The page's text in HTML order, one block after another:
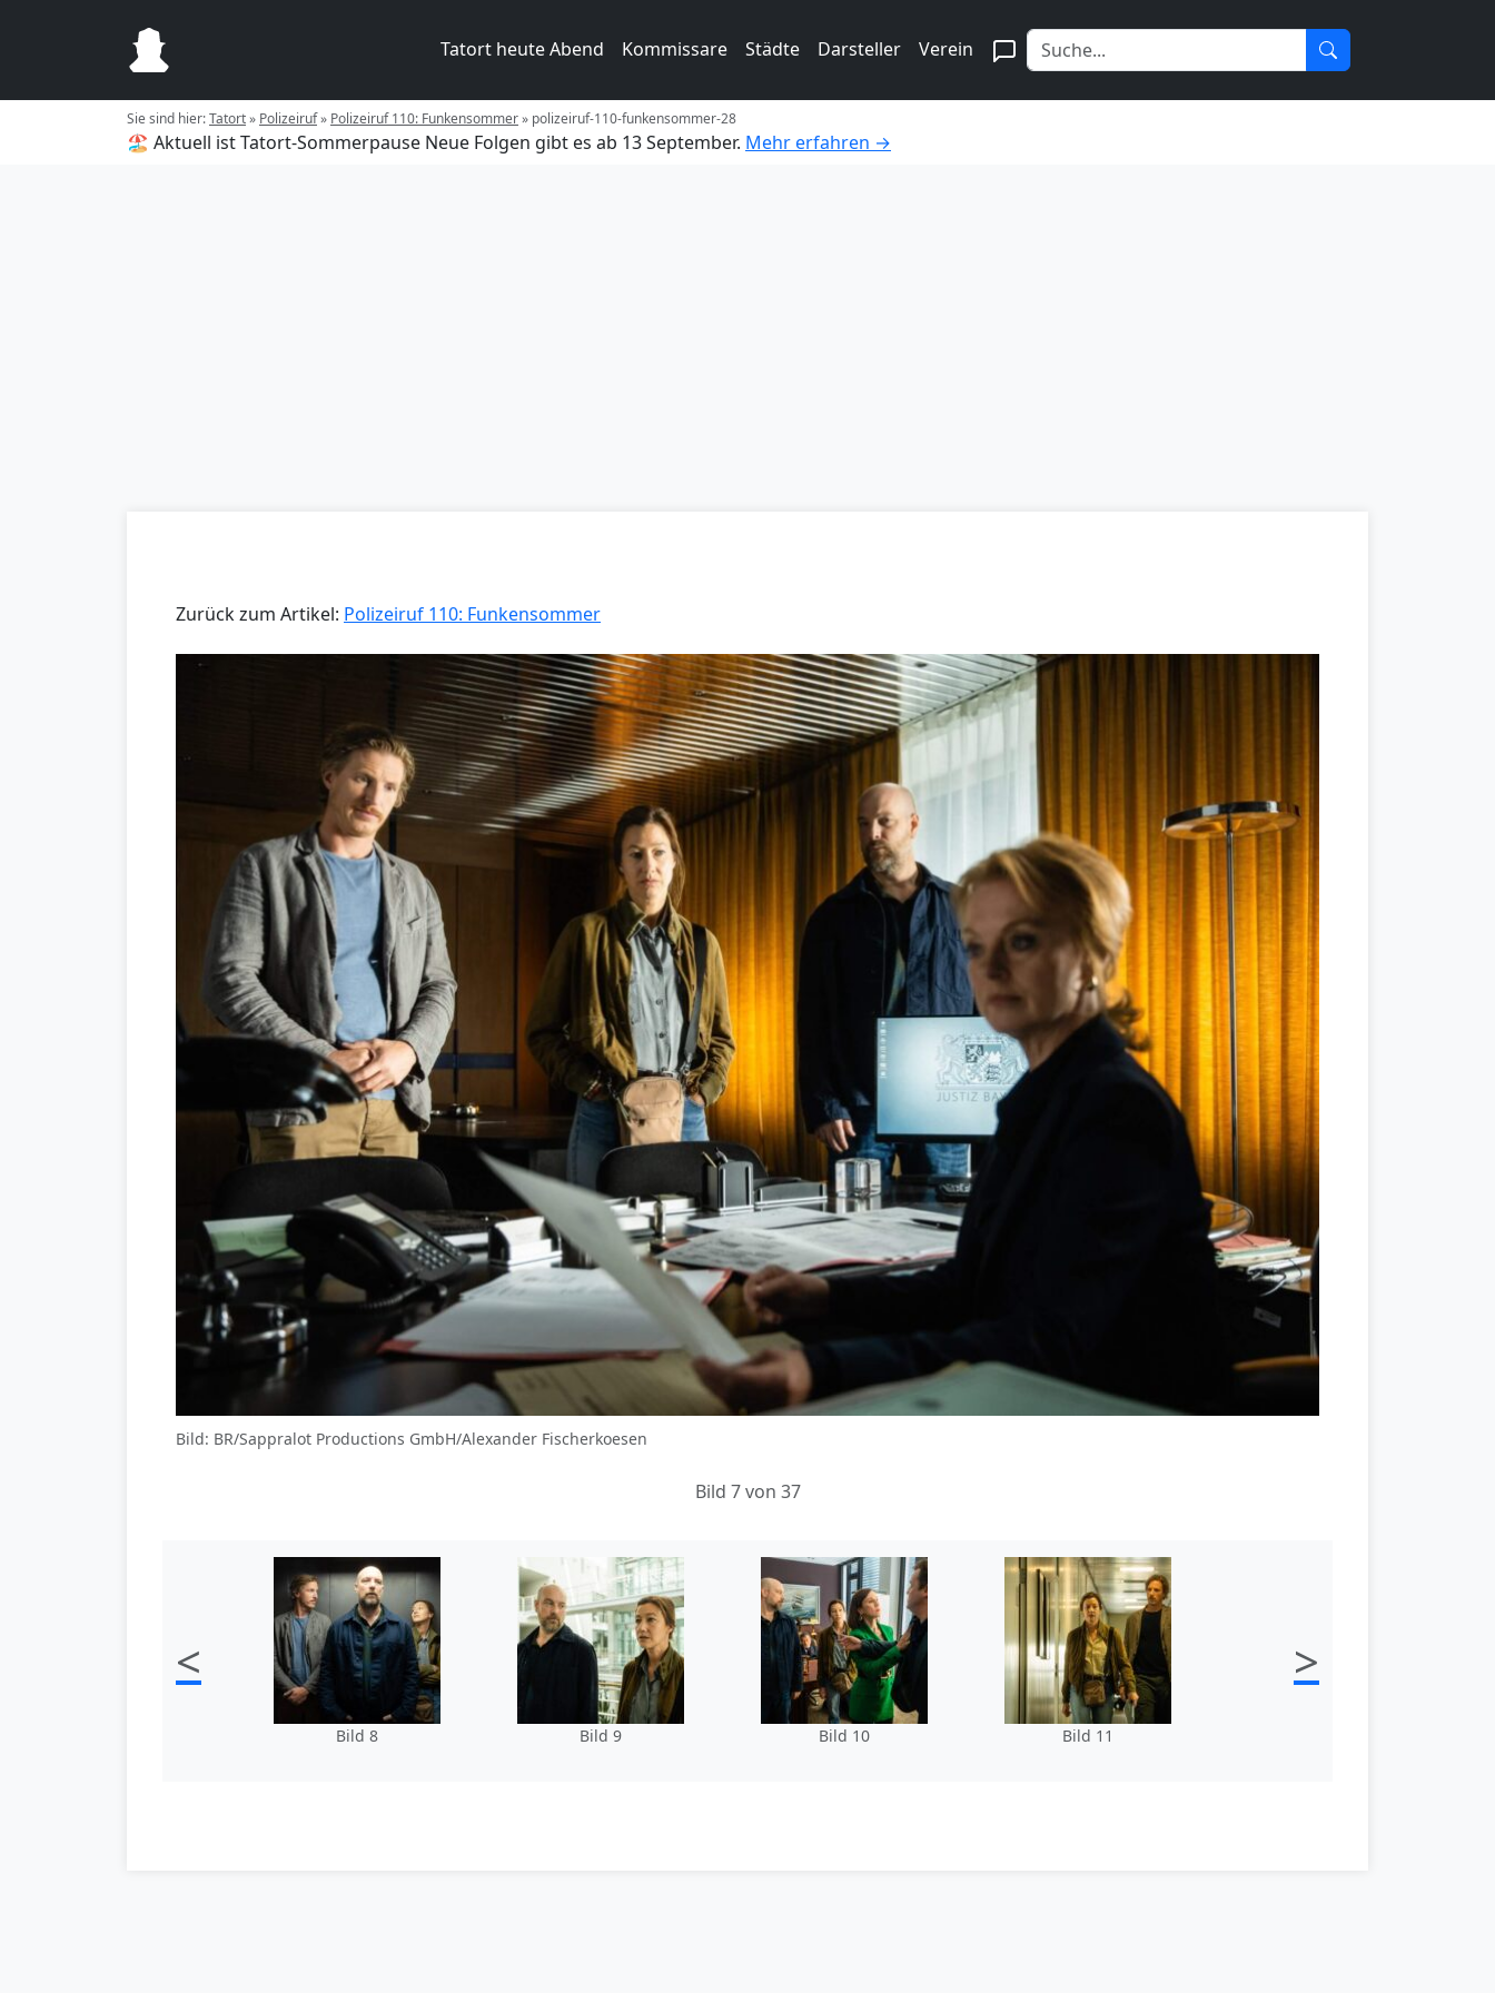
Tatort heute Abend Kommissare Städte Darsteller Verein
Sie sind hier:Tatort» Polizeiruf» Polizeiruf 110: Funkensommer» polizeiruf-110-funkensommer-28
🏖️ Aktuell ist Tatort-Sommerpause Neue Folgen gibt es ab 13 September. Mehr erfahren →
Zurück zum Artikel: Polizeiruf 110: Funkensommer
Bild: BR/Sappralot Productions GmbH/Alexander Fischerkoesen
Bild 7 von 37
<
Bild 8 Bild 9 Bild 10 Bild 11
>